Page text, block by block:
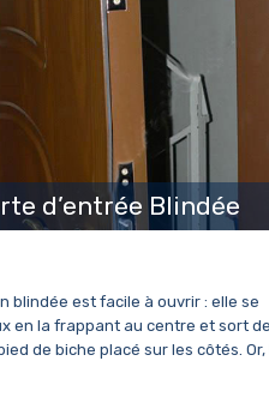
d’entrée Blindée
blindée est facile à ouvrir : elle se
en la frappant au centre et sort
de biche placé sur les côtés. Or,